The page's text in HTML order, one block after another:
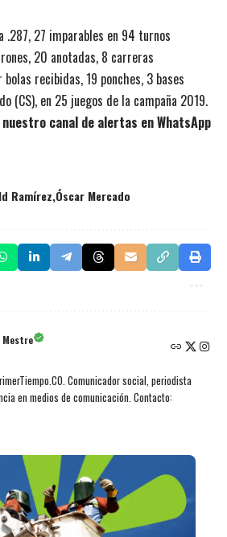
.287, 27 imparables en 94 turnos
20 anotadas, 8 carreras
recibidas, 19 ponches, 3 bases
(CS), en 25 juegos de la campaña 2019.
canal de alertas en WhatsApp
Ramírez Óscar Mercado
Mestre
Comunicador social, periodista
en medios de comunicación. Contacto: